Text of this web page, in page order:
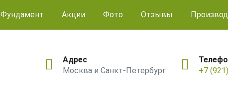
Фундамент Акции Фото Отзывы
Адрес
Москва и Санкт-Петербург
+7